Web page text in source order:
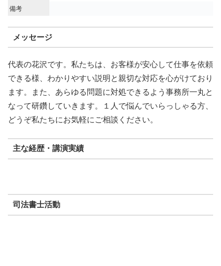
備考
メッセージ
代表の花沢です。私たちは、お客様が安心して仕事を依頼
できる様、わかりやすい説明と親切な対応を心がけており
ます。また、あらゆる問題に対処できるよう事務所一丸と
なって研鑽していきます。１人で悩んでいらっしゃる方、
どうぞ私たちにお気軽にご相談ください。
主な経歴・講演実績
司法書士活動